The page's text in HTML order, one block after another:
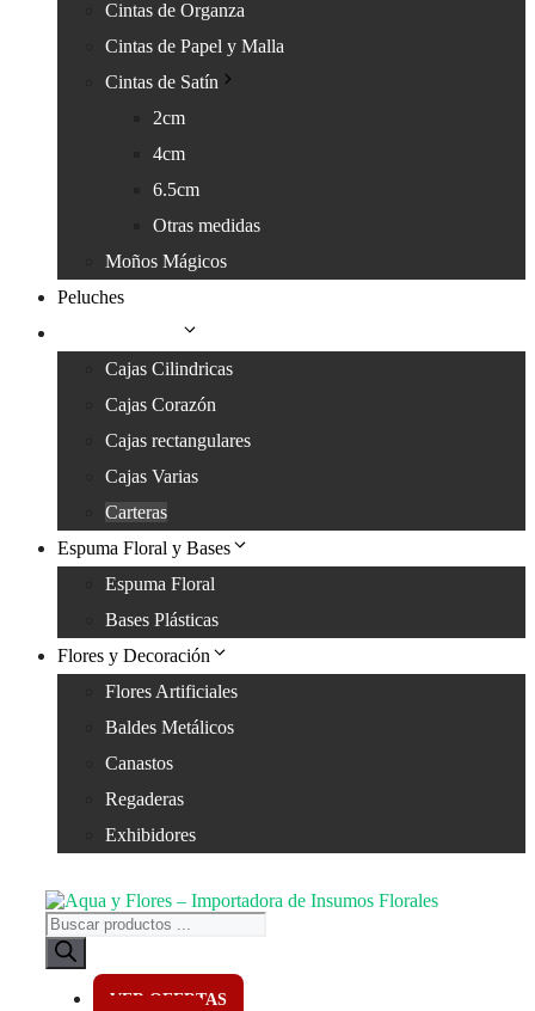
Cintas de Organza
Cintas de Papel y Malla
Cintas de Satín
2cm
4cm
6.5cm
Otras medidas
Moños Mágicos
Peluches
Cajas Cilindricas
Cajas Corazón
Cajas rectangulares
Cajas Varias
Carteras
Espuma Floral y Bases
Espuma Floral
Bases Plásticas
Flores y Decoración
Flores Artificiales
Baldes Metálicos
Canastos
Regaderas
Exhibidores
Búsqueda
de
productos
VER OFERTAS